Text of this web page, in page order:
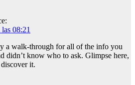
08:21
a walk-through for all of the info you
didn’t know who to ask. Glimpse here,
it.